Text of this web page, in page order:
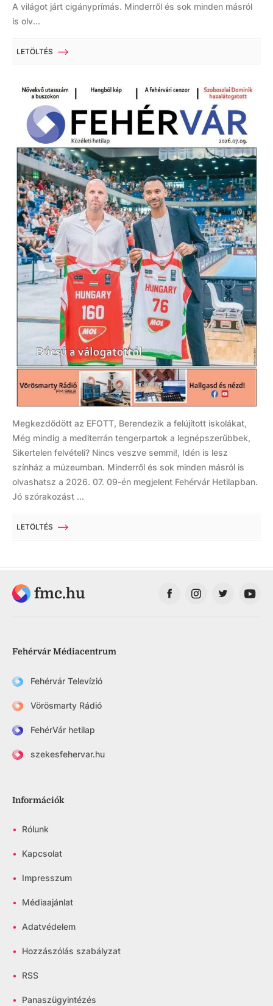
A világot járt cigányprímás. Minderről és sok minden másról
is olv...
LETÖLTÉS
Megkezdődött az EFOTT, Berendezik a felújított iskolákat,
Még mindig a mediterrán tengerpartok a legnépszerűbbek,
Sikertelen felvételi? Nincs veszve semmi!, Idén is lesz
színház a múzeumban. Minderről és sok minden másról is
olvashatsz a 2026. 07. 09-én megjelent Fehérvár Hetilapban.
Jó szórakozást ...
LETÖLTÉS
fmc.hu
Fehérvár Médiacentrum
Fehérvár Televízió
Vörösmarty Rádió
FehérVár hetilap
szekesfehervar.hu
Információk
• Rólunk
• Kapcsolat
• Impresszum
• Médiaajánlat
• Adatvédelem
• Hozzászólás szabályzat
• RSS
• Panaszügyintézés